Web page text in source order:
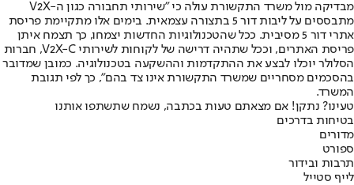
מבדיקה מול משרד התקשורת עולה כי "שירותי תחבורה כגון ה-V2X
מתבססים על ליבות דור 5 בתצורה עצמאית. בימים אלו מתקיימת פריסת
אתרי דור 5 מסיבית. ככל שהטכנולוגיות החדשות יצמחו, כך תצמח איתן
פריסת האתרים, וככל שתהיה דרישה של לקוחות לשירותי V2X-C, חברות
הסלולר יוכלו לבצע את ההתקדמות וההשקעה בטכנולוגיה. כמובן שמדובר
בהסכמים מסחריים שמשרד התקשורת אינו צד בהם", כך לפי תגובת
המשרד.
טעינו? נתקן! אם מצאתם טעות בכתבה, נשמח שתשתפו אותנו
בטיחות בדרכים
מדורים
ספורט
תרבות ובידור
לייף סטייל